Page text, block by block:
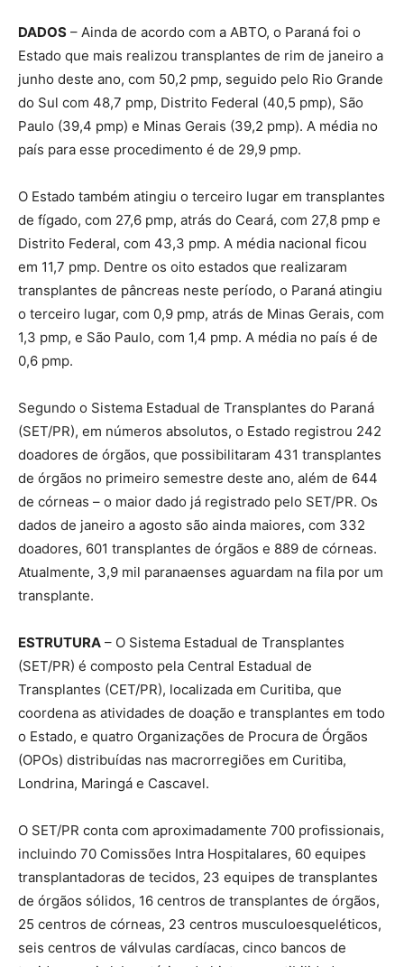
DADOS – Ainda de acordo com a ABTO, o Paraná foi o
Estado que mais realizou transplantes de rim de janeiro a
junho deste ano, com 50,2 pmp, seguido pelo Rio Grande
do Sul com 48,7 pmp, Distrito Federal (40,5 pmp), São
Paulo (39,4 pmp) e Minas Gerais (39,2 pmp). A média no
país para esse procedimento é de 29,9 pmp.
O Estado também atingiu o terceiro lugar em transplantes
de fígado, com 27,6 pmp, atrás do Ceará, com 27,8 pmp e
Distrito Federal, com 43,3 pmp. A média nacional ficou
em 11,7 pmp. Dentre os oito estados que realizaram
transplantes de pâncreas neste período, o Paraná atingiu
o terceiro lugar, com 0,9 pmp, atrás de Minas Gerais, com
1,3 pmp, e São Paulo, com 1,4 pmp. A média no país é de
0,6 pmp.
Segundo o Sistema Estadual de Transplantes do Paraná
(SET/PR), em números absolutos, o Estado registrou 242
doadores de órgãos, que possibilitaram 431 transplantes
de órgãos no primeiro semestre deste ano, além de 644
de córneas – o maior dado já registrado pelo SET/PR. Os
dados de janeiro a agosto são ainda maiores, com 332
doadores, 601 transplantes de órgãos e 889 de córneas.
Atualmente, 3,9 mil paranaenses aguardam na fila por um
transplante.
ESTRUTURA – O Sistema Estadual de Transplantes
(SET/PR) é composto pela Central Estadual de
Transplantes (CET/PR), localizada em Curitiba, que
coordena as atividades de doação e transplantes em todo
o Estado, e quatro Organizações de Procura de Órgãos
(OPOs) distribuídas nas macrorregiões em Curitiba,
Londrina, Maringá e Cascavel.
O SET/PR conta com aproximadamente 700 profissionais,
incluindo 70 Comissões Intra Hospitalares, 60 equipes
transplantadoras de tecidos, 23 equipes de transplantes
de órgãos sólidos, 16 centros de transplantes de órgãos,
25 centros de córneas, 23 centros musculoesqueléticos,
seis centros de válvulas cardíacas, cinco bancos de